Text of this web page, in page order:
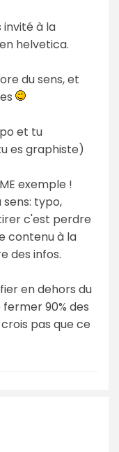
invité à la
helvetica.
du sens, et
et tu
es graphiste)
exemple !
typo,
c'est perdre
contenu à la
des infos.
en dehors du
90% des
pas que ce